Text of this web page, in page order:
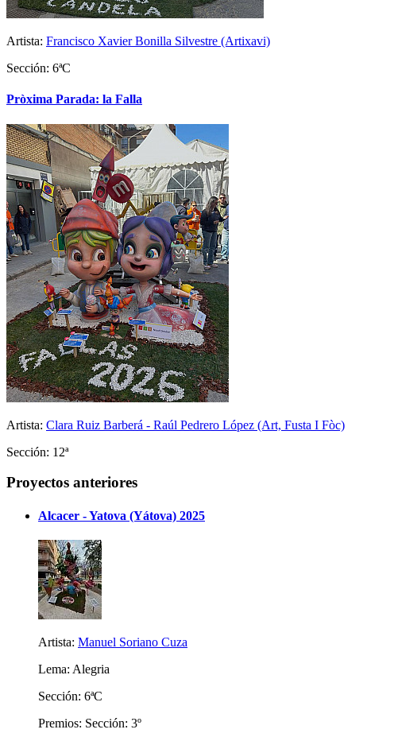
Artista: Francisco Xavier Bonilla Silvestre (Artixavi)
Sección: 6ªC
Pròxima Parada: la Falla
Artista: Clara Ruiz Barberá - Raúl Pedrero López (Art, Fusta I Fòc)
Sección: 12ª
Proyectos anteriores
Alcacer - Yatova (Yátova) 2025
Artista: Manuel Soriano Cuza
Lema: Alegria
Sección: 6ªC
Premios: Sección: 3º